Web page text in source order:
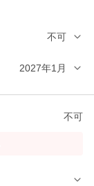
不可
2027年1月
不可